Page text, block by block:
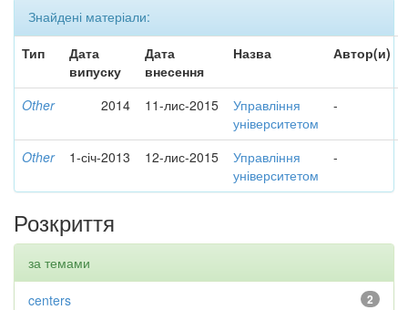
Знайдені матеріали:
Тип
Дата
випуску
Дата
внесення
Назва Автор(и)
Other 2014 11-лис-2015
Управління
університетом
-
Other 1-січ-2013 12-лис-2015
Управління
університетом
-
Розкриття
за темами
2
centers